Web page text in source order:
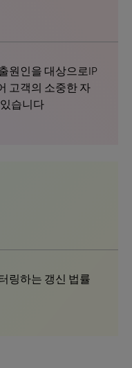
원인을 대상으로IP
고객의 소중한 자
습니다
링하는 갱신 법률